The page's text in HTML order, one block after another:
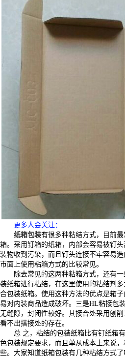
更多人会关注：
纸箱包装有很多种粘结方式，目前
箱。采用钉箱的纸箱，内部会容易被钉
装物收到污染，而且钉头连接不牢容易
市面上使用粘箱方式的比较常见。
除去常见的这两种粘箱方式，还有
装纸箱进行粘结，在这里使用的粘结剂
合包装纸箱。使用这种方法的优点是箱
易对内装商品造成破坏。三是HL粘接包
无缝隙，封闭性较好。其接合处采用刨
看不出搭接处的存在。
总 之，粘结的包装纸箱比有钉纸箱
色包装规定要求，而且单从成本上来说
些。大家知道纸箱包装有几种粘结方式了